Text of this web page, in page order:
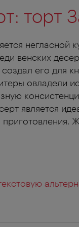
торт
негласной
венских
его для
овладели
является